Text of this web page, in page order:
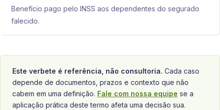
Benefício pago pelo INSS aos dependentes do segurado
falecido.
Este verbete é referência, não consultoria. Cada caso
depende de documentos, prazos e contexto que não
cabem em uma definição. Fale com nossa equipe se a
aplicação prática deste termo afeta uma decisão sua.